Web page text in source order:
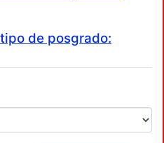
de posgrado: